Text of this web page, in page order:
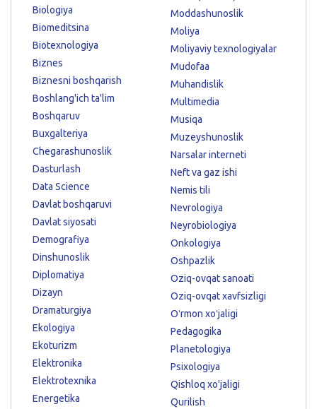
Biologiya
Biomeditsina
Biotexnologiya
Biznes
Biznesni boshqarish
Boshlang'ich ta'lim
Boshqaruv
Buxgalteriya
Chegarashunoslik
Dasturlash
Data Science
Davlat boshqaruvi
Davlat siyosati
Demografiya
Dinshunoslik
Diplomatiya
Dizayn
Dramaturgiya
Ekologiya
Ekoturizm
Elektronika
Elektrotexnika
Energetika
Moddashunoslik
Moliya
Moliyaviy texnologiyalar
Mudofaa
Muhandislik
Multimedia
Musiqa
Muzeyshunoslik
Narsalar interneti
Neft va gaz ishi
Nemis tili
Nevrologiya
Neyrobiologiya
Onkologiya
Oshpazlik
Oziq-ovqat sanoati
Oziq-ovqat xavfsizligi
Oʻrmon xoʻjaligi
Pedagogika
Planetologiya
Psixologiya
Qishloq xo'jaligi
Qurilish